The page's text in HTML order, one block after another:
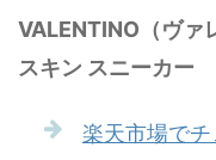
VALENTINO（ヴ
スキン スニーカー
楽天市場で